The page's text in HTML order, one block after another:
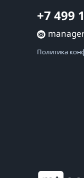
+7 499
Политика